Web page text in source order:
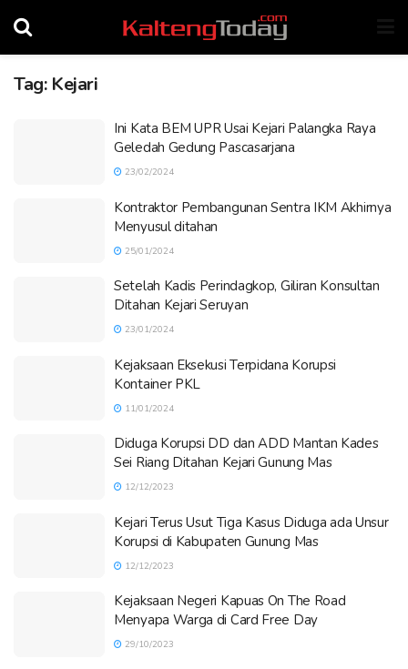
Tag: Kejari
Ini Kata BEM UPR Usai Kejari Palangka Raya
Geledah Gedung Pascasarjana
23/02/2024
Kontraktor Pembangunan Sentra IKM Akhirnya
Menyusul ditahan
25/01/2024
Setelah Kadis Perindagkop, Giliran Konsultan
Ditahan Kejari Seruyan
23/01/2024
Kejaksaan Eksekusi Terpidana Korupsi
Kontainer PKL
11/01/2024
Diduga Korupsi DD dan ADD Mantan Kades
Sei Riang Ditahan Kejari Gunung Mas
12/12/2023
Kejari Terus Usut Tiga Kasus Diduga ada Unsur
Korupsi di Kabupaten Gunung Mas
12/12/2023
Kejaksaan Negeri Kapuas On The Road
Menyapa Warga di Card Free Day
29/10/2023